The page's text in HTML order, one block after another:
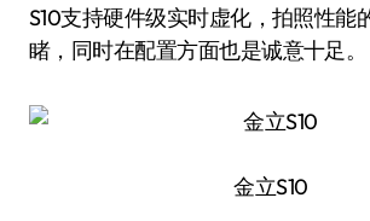
S10支持硬件级实时虚化，拍照性能
睹，同时在配置方面也是诚意十足。
金立S10